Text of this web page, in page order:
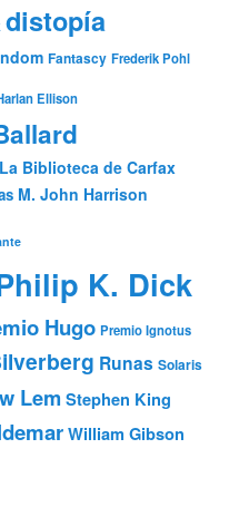
distopía
Fantascy Frederik Pohl
Ellison
La Biblioteca de Carfax
M. John Harrison
K. Dick
Hugo Premio Ignotus
Runas Solaris
Lem Stephen King
William Gibson